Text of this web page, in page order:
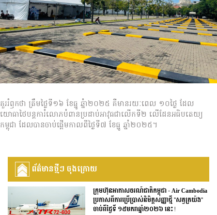
គួររំឭកថា ត្រឹមថ្ងៃទី១៦ ខែធ្នូ ឆ្នំា២០២៥ គឺមានរយៈពេល ១០ថ្ងៃ ដែល
យោធាថៃបន្តការំលោភបំពានប្រដាប់អាវុធជាលើកទី២ លើដែនអធិបតេយ្យ
កម្ពុជា ដែលបានចាប់ផ្ដើមកាលពីថ្ងៃទី៧ ខែធ្នូ ឆ្នាំ២០២៥។
ព័ត៌មានថ្មីៗ ចុងក្រោយ
ក្រុមហ៊ុនអាកាសចរណ៍ជាតិកម្ពុជា - Air Cambodia
ប្រកាសពីការប្រើប្រាស់និមិត្តសញ្ញាថ្មី "សត្វត្រយ៉ង"
ចាប់ពីថ្ងៃទី ១៥មករាឆ្នាំ២០២៦ នេះ!